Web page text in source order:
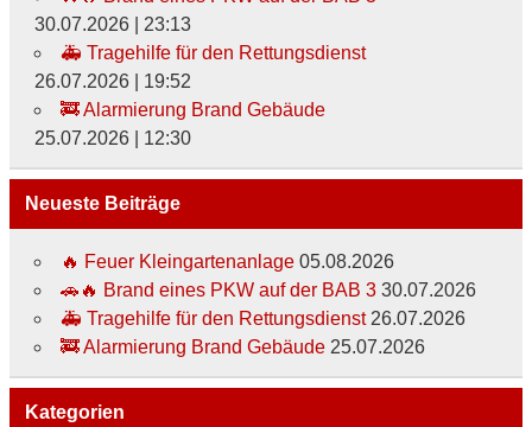
30.07.2026| 23:13
🚑 Tragehilfe für den Rettungsdienst
26.07.2026| 19:52
🚒 Alarmierung Brand Gebäude
25.07.2026| 12:30
Neueste Beiträge
🔥 Feuer Kleingartenanlage 05.08.2026
🚗🔥 Brand eines PKW auf der BAB 3 30.07.2026
🚑 Tragehilfe für den Rettungsdienst 26.07.2026
🚒 Alarmierung Brand Gebäude 25.07.2026
Kategorien